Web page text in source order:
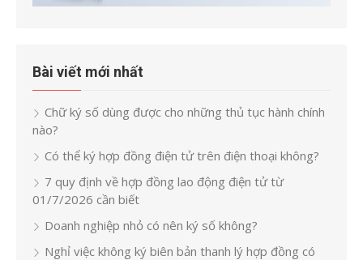
Bài viết mới nhất
Chữ ký số dùng được cho những thủ tục hành chính
nào?
Có thể ký hợp đồng điện tử trên điện thoại không?
7 quy định về hợp đồng lao động điện tử từ
01/7/2026 cần biết
Doanh nghiệp nhỏ có nên ký số không?
Nghỉ việc không ký biên bản thanh lý hợp đồng có